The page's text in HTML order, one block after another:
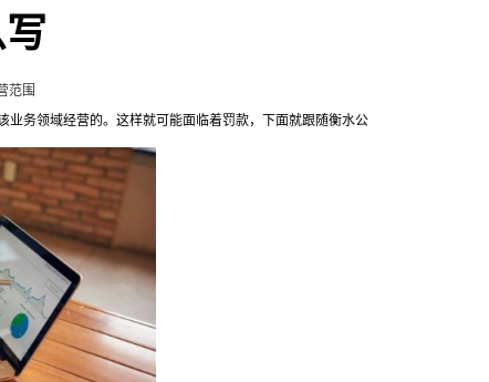
范围
务领域经营的。这样就可能面临着罚款，下面就跟随衡水公